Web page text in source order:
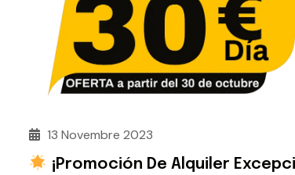
13 Novembre 2023
¡Promoción De Alquiler